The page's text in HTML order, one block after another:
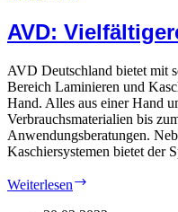
AVD:
AVD Deutschland bietet mit
Bereich Laminieren und
Hand. Alles aus einer Hand
Verbrauchsmaterialien bis
Anwendungsberatungen.
Kaschiersystemen bietet der
Weiterlesen